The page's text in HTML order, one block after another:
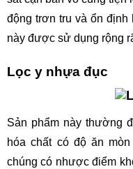
động trơn tru và ổn
này được sử dụng rộng
Lọc y nhựa đục
Sản phẩm này thường
hóa chất có độ ăn
chúng có nhược điểm